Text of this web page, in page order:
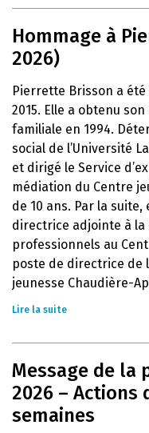
Hommage à
2026)
Pierrette Brisson a été
2015. Elle a obtenu
familiale en 1994.
social de l’Université
et dirigé le Service
médiation du Centre
de 10 ans. Par la
directrice adjointe à
professionnels au
poste de directrice de
jeunesse Chaudière-
Lire la suite
Message de la
2026 – Actions
semaines